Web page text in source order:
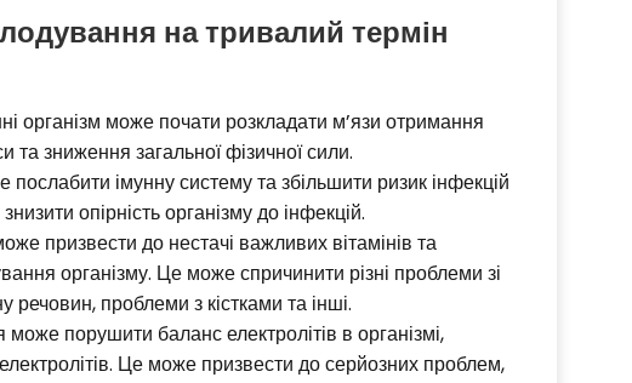
на тривалий термін
організм може почати розкладати м’язи отримання
та зниження загальної фізичної сили.
імунну систему та збільшити ризик інфекцій
опірність організму до інфекцій.
призвести до нестачі важливих вітамінів та
організму. Це може спричинити різні проблеми зі
проблеми з кістками та інші.
порушити баланс електролітів в організмі,
Це може призвести до серйозних проблем,